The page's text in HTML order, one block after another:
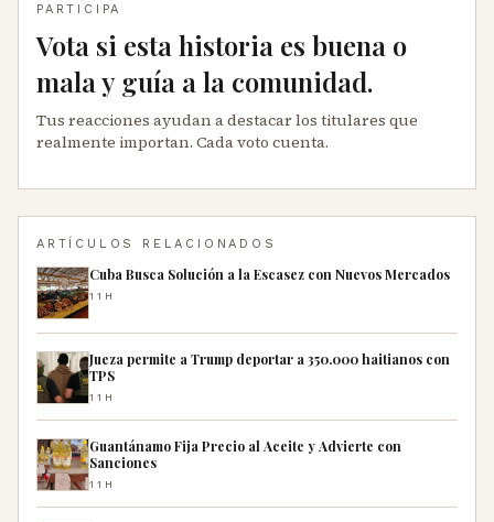
PARTICIPA
Vota si esta historia es buena o
mala y guía a la comunidad.
Tus reacciones ayudan a destacar los titulares que
realmente importan. Cada voto cuenta.
ARTÍCULOS RELACIONADOS
Cuba Busca Solución a la Escasez con Nuevos Mercados
11H
Jueza permite a Trump deportar a 350.000 haitianos con
TPS
11H
Guantánamo Fija Precio al Aceite y Advierte con
Sanciones
11H